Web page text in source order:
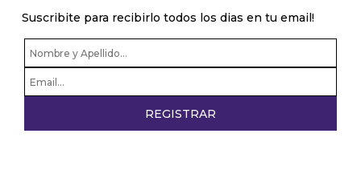
Suscribite para recibirlo todos los dias en tu email!